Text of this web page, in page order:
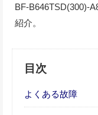
BF-B646TSD(300)-
紹介。
目次
よくある故障